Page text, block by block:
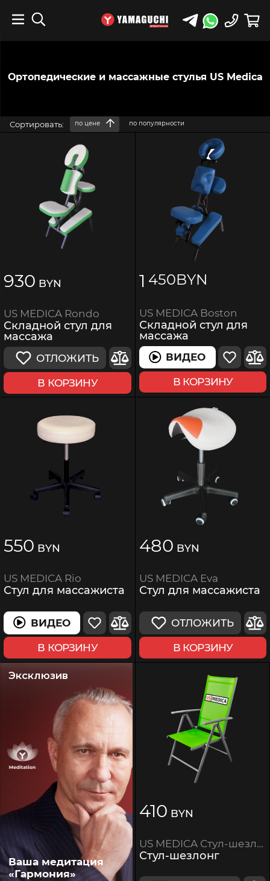
Ортопедические и массажные стулья US Medica
Сортировать: по цене по популярности
930 BYN
US MEDICA Rondo
Складной стул для
массажа
ОТЛОЖИТЬ
В КОРЗИНУ
1 450BYN
US MEDICA Boston
Складной стул для
массажа
ВИДЕО
В КОРЗИНУ
550 BYN
US MEDICA Rio
Стул для массажиста
ВИДЕО
В КОРЗИНУ
480 BYN
US MEDICA Eva
Стул для массажиста
ОТЛОЖИТЬ
В КОРЗИНУ
Эксклюзив
Ваша медитация
«Гармония»
410 BYN
US MEDICA Стул-шезлонг
Стул-шезлонг